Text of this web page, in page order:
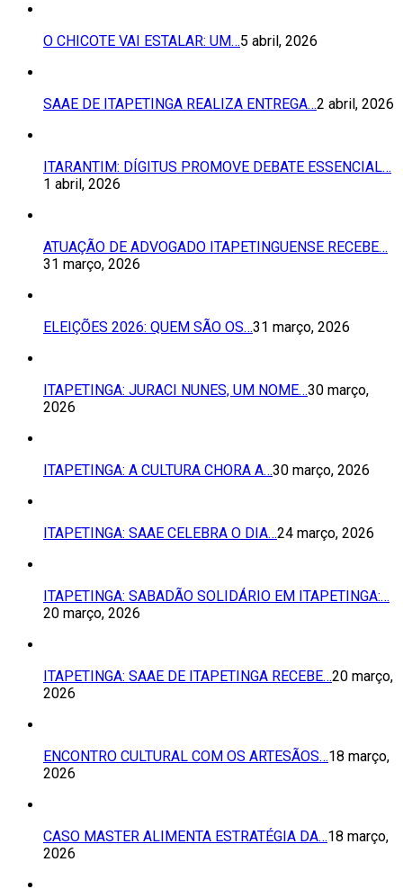
O CHICOTE VAI ESTALAR: UM…5 abril, 2026
SAAE DE ITAPETINGA REALIZA ENTREGA…2 abril, 2026
ITARANTIM: DÍGITUS PROMOVE DEBATE ESSENCIAL…
1 abril, 2026
ATUAÇÃO DE ADVOGADO ITAPETINGUENSE RECEBE…
31 março, 2026
ELEIÇÕES 2026: QUEM SÃO OS…31 março, 2026
ITAPETINGA: JURACI NUNES, UM NOME…30 março,
2026
ITAPETINGA: A CULTURA CHORA A…30 março, 2026
ITAPETINGA: SAAE CELEBRA O DIA…24 março, 2026
ITAPETINGA: SABADÃO SOLIDÁRIO EM ITAPETINGA:…
20 março, 2026
ITAPETINGA: SAAE DE ITAPETINGA RECEBE…20 março,
2026
ENCONTRO CULTURAL COM OS ARTESÃOS…18 março,
2026
CASO MASTER ALIMENTA ESTRATÉGIA DA…18 março,
2026